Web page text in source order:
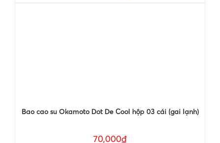
Bao cao su Okamoto Dot De Cool hộp 03 cái (gai lạnh)
70,000₫